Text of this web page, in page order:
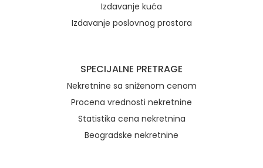
Izdavanje kuća
Izdavanje poslovnog prostora
SPECIJALNE PRETRAGE
Nekretnine sa sniženom cenom
Procena vrednosti nekretnine
Statistika cena nekretnina
Beogradske nekretnine